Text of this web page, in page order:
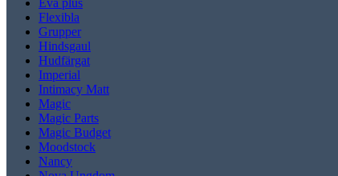
Eva plus
Flexibla
Grupper
Hindsgaul
Hudfärgat
Imperial
Intimacy Matt
Magic
Magic Parts
Magic Budget
Moodstock
Nancy